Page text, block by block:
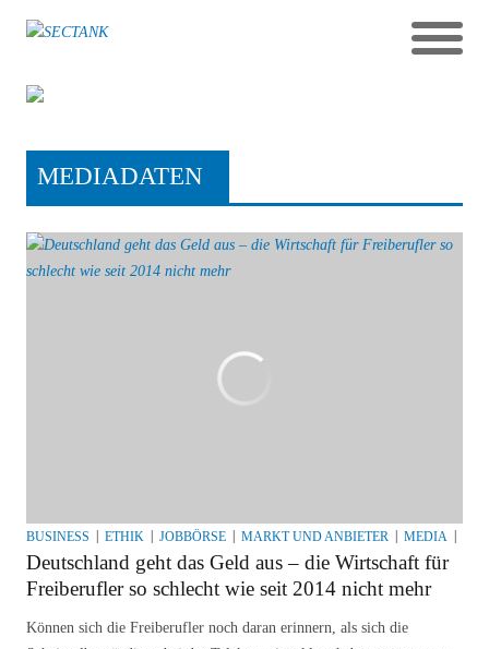
Deutschland geht das Geld aus – die
MEDIADATEN
BUSINESS ETHIK JOBBÖRSE MARKT UND ANBIETER MEDIA
Deutschland geht das Geld aus – die Wirtschaft für
Freiberufler so schlecht wie seit 2014 nicht mehr
Können sich die Freiberufler noch daran erinnern, als sich die